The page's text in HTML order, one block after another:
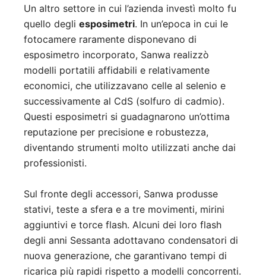
Un altro settore in cui l’azienda investì molto fu
quello degli esposimetri. In un’epoca in cui le
fotocamere raramente disponevano di
esposimetro incorporato, Sanwa realizzò
modelli portatili affidabili e relativamente
economici, che utilizzavano celle al selenio e
successivamente al CdS (solfuro di cadmio).
Questi esposimetri si guadagnarono un’ottima
reputazione per precisione e robustezza,
diventando strumenti molto utilizzati anche dai
professionisti.
Sul fronte degli accessori, Sanwa produsse
stativi, teste a sfera e a tre movimenti, mirini
aggiuntivi e torce flash. Alcuni dei loro flash
degli anni Sessanta adottavano condensatori di
nuova generazione, che garantivano tempi di
ricarica più rapidi rispetto a modelli concorrenti.